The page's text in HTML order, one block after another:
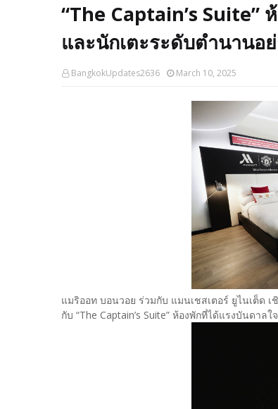
“The Captain’s Suite”
และนักเตะระดับตำนานอ
BangkokUpdates2636 March 10, 2025
แมริออท บอนวอย ร่วมกับ แมนเชสเตอร์ ยูไนเต็
กับ “The Captain’s Suite” ห้องพักที่ได้แรงบันดา